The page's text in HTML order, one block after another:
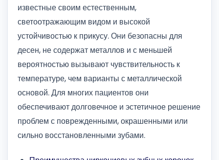
известные своим естественным,
светоотражающим видом и высокой
устойчивостью к прикусу. Они безопасны для
десен, не содержат металлов и с меньшей
вероятностью вызывают чувствительность к
температуре, чем варианты с металлической
основой. Для многих пациентов они
обеспечивают долговечное и эстетичное решение
проблем с поврежденными, окрашенными или
сильно восстановленными зубами.